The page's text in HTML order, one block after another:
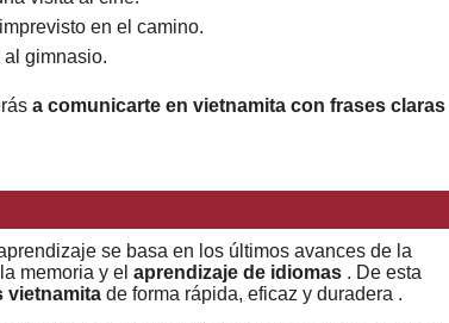
en el camino.
al gimnasio.
a comunicarte en vietnamita con frases claras
se basa en los últimos avances de la
memoria y el aprendizaje de idiomas. De esta
vietnamitade forma rápida, eficaz y duradera .